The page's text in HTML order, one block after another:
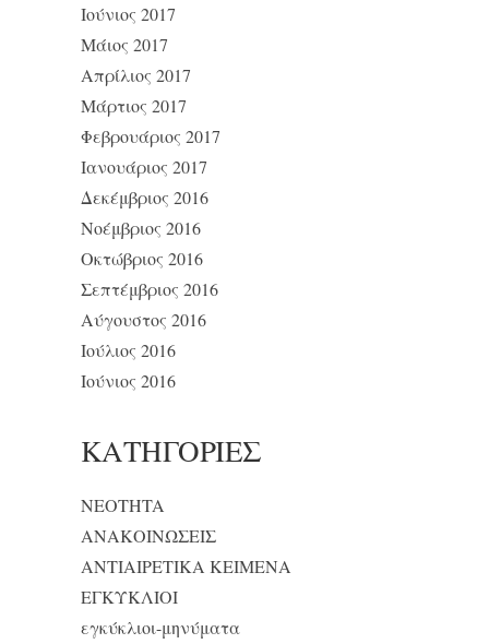
Ιούνιος 2017
Μάιος 2017
Απρίλιος 2017
Μάρτιος 2017
Φεβρουάριος 2017
Ιανουάριος 2017
Δεκέμβριος 2016
Νοέμβριος 2016
Οκτώβριος 2016
Σεπτέμβριος 2016
Αύγουστος 2016
Ιούλιος 2016
Ιούνιος 2016
KΑΤΗΓΟΡΊΕΣ
NEOTHTA
ΑΝΑΚΟΙΝΩΣΕΙΣ
ΑΝΤΙΑΙΡΕΤΙΚΑ ΚΕΙΜΕΝΑ
ΕΓΚΥΚΛΙΟΙ
εγκύκλιοι-μηνύματα